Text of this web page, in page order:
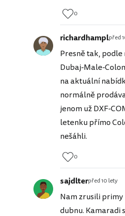
0
richardhamplpřed
Presně tak,
Dubaj-Male-
na aktuální
normálně
jenom už DXF-
letenku přímo
nešáhli.
0
sajdlterpřed 10 lety
Nam zrusili
dubnu. Kamaradi